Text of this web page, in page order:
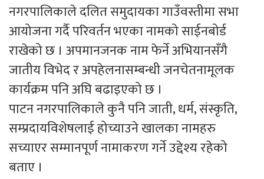
नगरपालिकाले दलित समुदायका गाउँवस्तीमा सभा
आयोजना गर्दै परिवर्तन भएका नामको साईनबोर्ड
राखेको छ । अपमानजनक नाम फेर्ने अभियानसँगै
जातीय विभेद र अपहेलनासम्बन्धी जनचेतनामूलक
कार्यक्रम पनि अघि बढाइएको छ ।
पाटन नगरपालिकाले कुनै पनि जाती, धर्म, संस्कृति,
सम्प्रदायविशेषलाई होच्याउने खालका नामहरु
सच्याएर सम्मानपूर्ण नामाकरण गर्ने उद्देश्य रहेको
बताए ।